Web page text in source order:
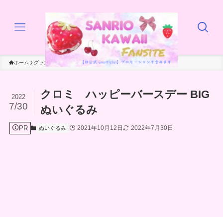
ホーム グッズ ぬいぐるみ
クロミ ハッピーバースデー BIG
ぬいぐるみ
2022
7/30
PR ぬいぐるみ 2021年10月12日 2022年7月30日